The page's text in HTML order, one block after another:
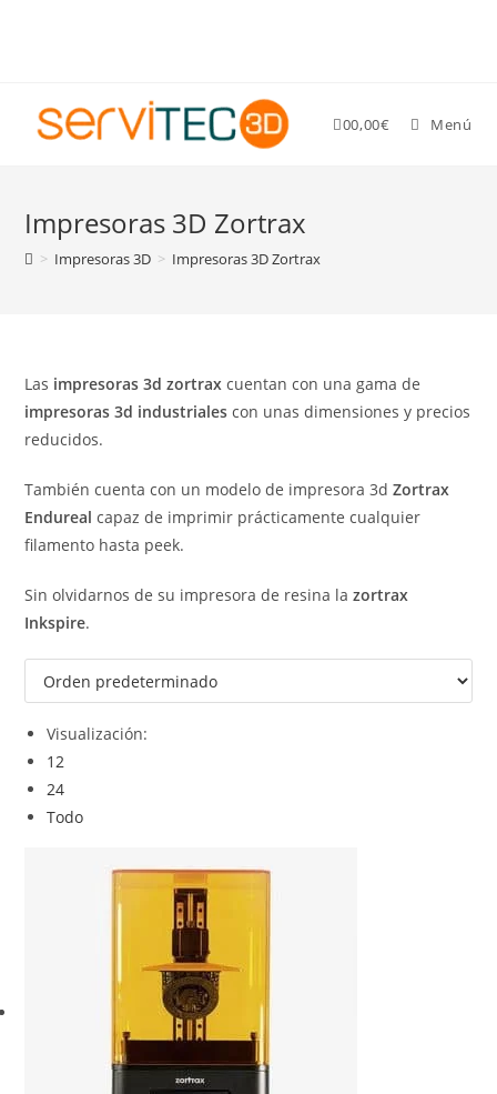
00,00€ Menú
Impresoras 3D Zortrax
> Impresoras 3D > Impresoras 3D Zortrax
Las impresoras 3d zortrax cuentan con una gama de
impresoras 3d industriales con unas dimensiones y precios
reducidos.
También cuenta con un modelo de impresora 3dZortrax
Endureal capaz de imprimir prácticamente cualquier
filamento hasta peek.
Sin olvidarnos de su impresora de resina lazortrax
Inkspire.
Visualización:
12
24
Todo